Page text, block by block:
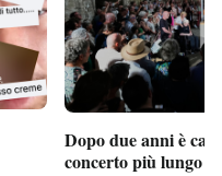
Dopo due anni è
concerto più lungo